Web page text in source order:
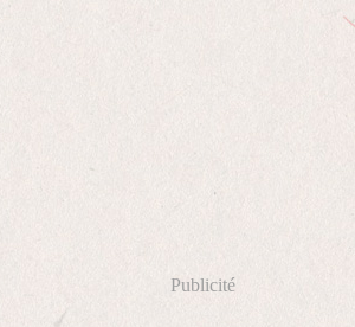
Publicité